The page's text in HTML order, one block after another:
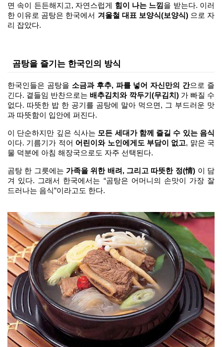
면 속이 든든해지고, 자연스럽게 힘이 나는 느낌을 받는다. 이러
한 이유로 곰탕은 한국에서 겨울철 대표 보양식(보양식) 으로 자
리 잡았다.
곰탕을 즐기는 한국인의 방식
한국인들은 곰탕을 소금과 후추, 파를 넣어 자신만의 간으로 즐
긴다. 곁들임 반찬으로는 배추김치와 깍두기(무김치) 가 빠질 수
없다. 따뜻한 밥 한 공기를 곰탕에 말아 먹으면, 그 부드러운 맛
과 따뜻함이 입안에 퍼진다.
이 단순하지만 깊은 식사는 모든 세대가 함께 즐길 수 있는 음식
이다. 기름기가 적어 어린이와 노인에게도 부담이 없고, 맑은 국
물 덕분에 아침 해장국으로도 자주 선택된다.
곰탕 한 그릇에는 가족을 위한 배려, 그리고 따뜻한 정(情) 이 담
겨 있다. 그래서 한국에서는 “곰탕은 어머니의 손맛이 가장 잘
드러나는 음식”이라고도 한다.